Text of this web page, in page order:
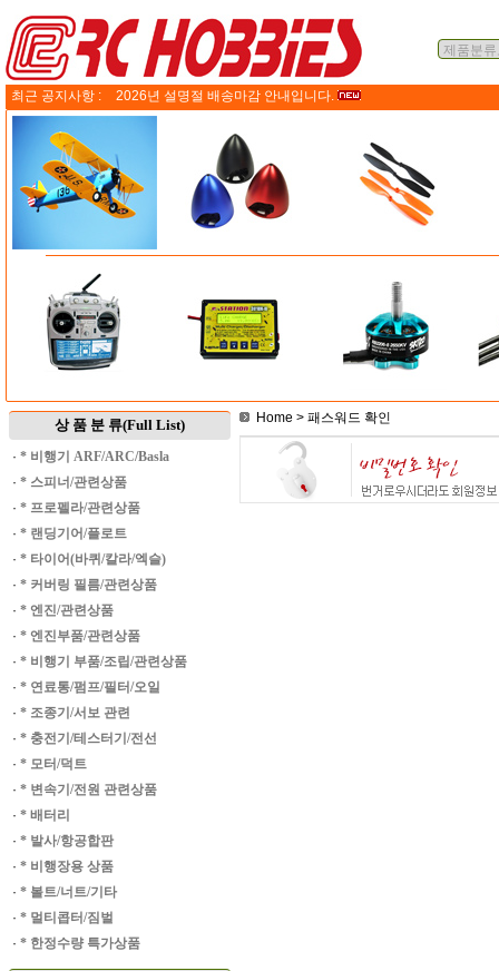
최근 공지사항 : 2026년 설명절 배송마감 안내입니다.
상 품 분 류(Full List)
· * 비행기 ARF/ARC/Basla
· * 스피너/관련상품
· * 프로펠라/관련상품
· * 랜딩기어/플로트
· * 타이어(바퀴/칼라/엑슬)
· * 커버링 필름/관련상품
· * 엔진/관련상품
· * 엔진부품/관련상품
· * 비행기 부품/조립/관련상품
· * 연료통/펌프/필터/오일
· * 조종기/서보 관련
· * 충전기/테스터기/전선
· * 모터/덕트
· * 변속기/전원 관련상품
· * 배터리
· * 발사/항공합판
· * 비행장용 상품
· * 볼트/너트/기타
· * 멀티콥터/짐벌
· * 한정수량 특가상품
Home > 패스워드 확인